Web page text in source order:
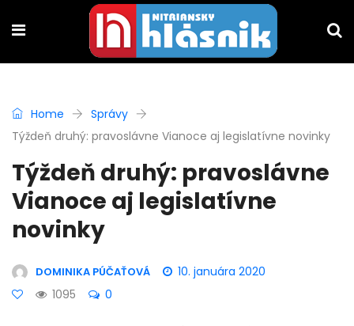
Home
Správy
Týždeň druhý: pravoslávne Vianoce aj legislatívne novinky
Týždeň druhý: pravoslávne
Vianoce aj legislatívne
novinky
DOMINIKA PÚČAŤOVÁ
10. januára 2020
1095
0